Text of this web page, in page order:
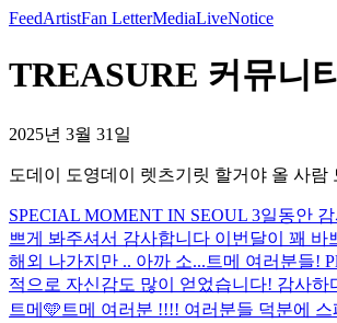
FeedArtistFan LetterMediaLiveNotice
TREASURE 커뮤니
2025년 3월 31일
도데이 도영데이 렛츠기릿 할거야 올 사람
SPECIAL MOMENT IN SEOUL 3일동안
쁘게 봐주셔서 감사합니다 이번달이 꽤
해외 나가지만 .. 아까 소... 트메 여러분들!
적으로 자신감도 많이 얻었습니다! 감사
트메🩵 트메 여러분 !!!! 여러분들 덕분에 스